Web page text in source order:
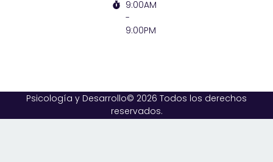
9:00AM
-
9:00PM
Psicología y Desarrollo© 2026 Todos los derechos
reservados.